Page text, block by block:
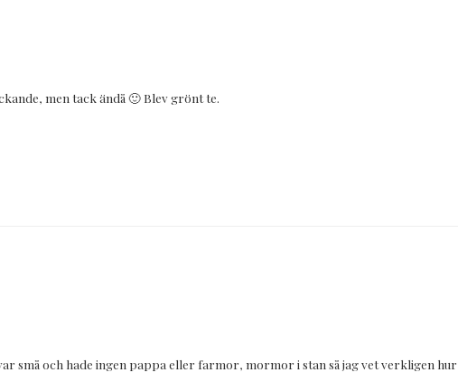
men tack ändå 🙂 Blev grönt te.
små och hade ingen pappa eller farmor, mormor i stan så jag vet verkligen